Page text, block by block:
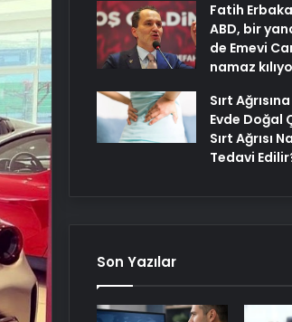
Fatih
ABD, bir
de Emevi
namaz
Sırt
Evde Doğal
Sırt Ağrısı
Tedavi
Son Yazılar